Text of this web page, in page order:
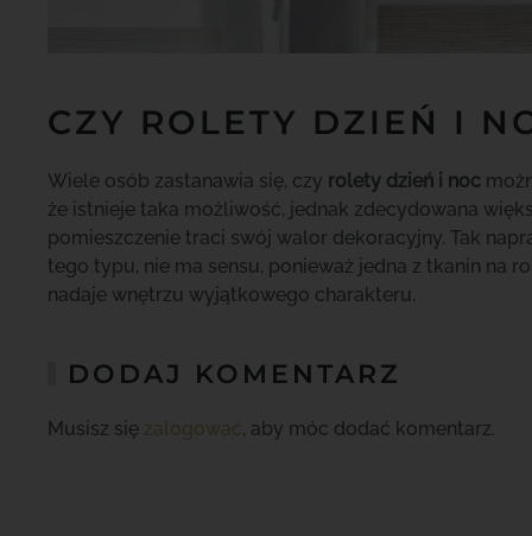
CZY ROLETY DZIEŃ I
Wiele osób zastanawia się, czy rolety dzień i noc
że istnieje taka możliwość, jednak zdecydowana
pomieszczenie traci swój walor dekoracyjny. Tak
tego typu, nie ma sensu, ponieważ jedna z tkanin na
nadaje wnętrzu wyjątkowego charakteru.
DODAJ KOMENTARZ
Musisz się zalogować, aby móc dodać komentarz.